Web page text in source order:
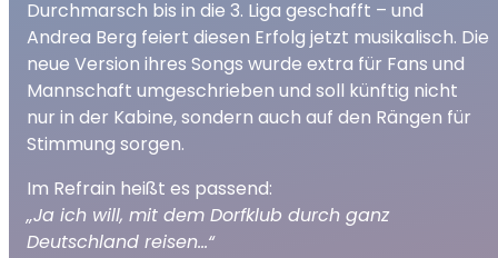
Durchmarsch bis in die 3. Liga geschafft – und
Andrea Berg feiert diesen Erfolg jetzt musikalisch. Die
neue Version ihres Songs wurde extra für Fans und
Mannschaft umgeschrieben und soll künftig nicht
nur in der Kabine, sondern auch auf den Rängen für
Stimmung sorgen.
Im Refrain heißt es passend:
„Ja ich will, mit dem Dorfklub durch ganz
Deutschland reisen…“